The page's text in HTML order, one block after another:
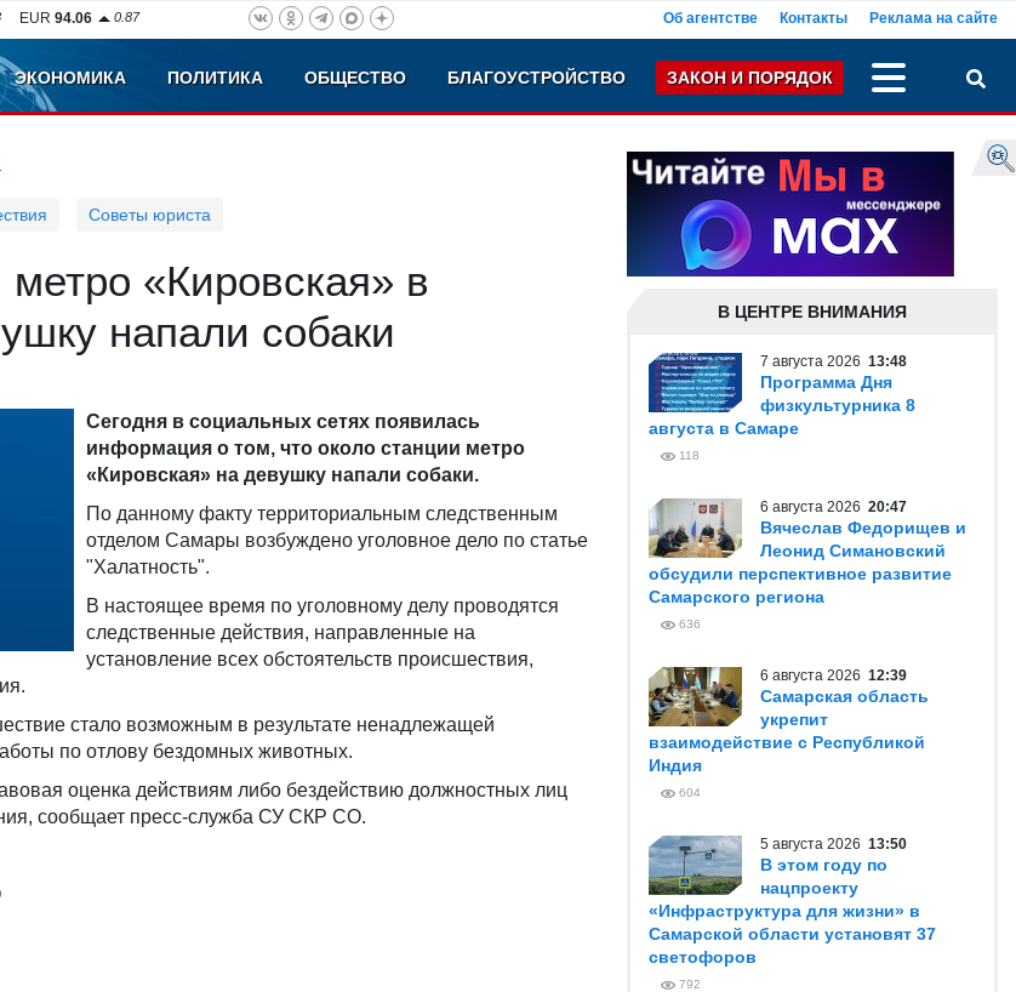
EUR 94.06 0.87 Об агентстве Контакты Реклама на сайте
ЭКОНОМИКА ПОЛИТИКА ОБЩЕСТВО БЛАГОУСТРОЙСТВО ЗАКОН И ПОРЯДОК
Советы юриста
«Кировская» в
напали собаки
Сегодня в социальных сетях появилась
информация о том, что около станции метро
«Кировская» на девушку напали собаки.
По данному факту территориальным следственным
отделом Самары возбуждено уголовное дело по статье
"Халатность".
В настоящее время по уголовному делу проводятся
следственные действия, направленные на
установление всех обстоятельств происшествия,
стало возможным в результате ненадлежащей
по отлову бездомных животных.
оценка действиям либо бездействию должностных лиц
сообщает пресс-служба СУ СКР СО.
В ЦЕНТРЕ ВНИМАНИЯ
7 августа 2026 13:48
Программа Дня
физкультурника 8
августа в Самаре
118
6 августа 2026 20:47
Вячеслав Федорищев и
Леонид Симановский
обсудили перспективное развитие
Самарского региона
636
6 августа 2026 12:39
Самарская область
укрепит
взаимодействие с Республикой
Индия
604
5 августа 2026 13:50
В этом году по
нацпроекту
«Инфраструктура для жизни» в
Самарской области установят 37
светофоров
792